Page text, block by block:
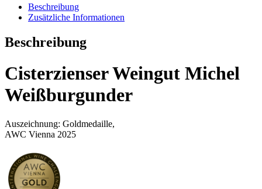
Beschreibung
Zusätzliche Informationen
Beschreibung
Cisterzienser Weingut Michel
Weißburgunder
Auszeichnung: Goldmedaille,
AWC Vienna 2025